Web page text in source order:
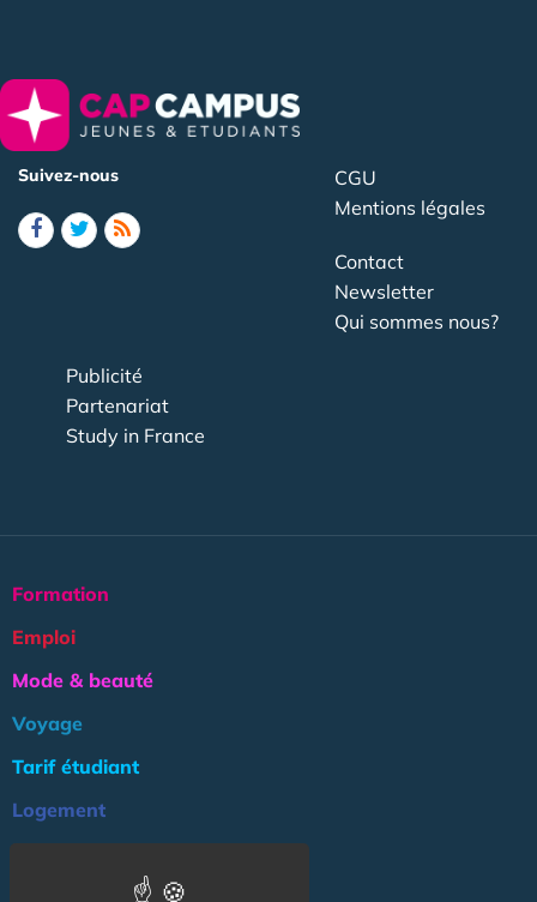
Suivez-nous
CGU
Mentions légales
Contact
Newsletter
Qui sommes nous?
Publicité
Partenariat
Study in France
Formation
Emploi
Mode & beauté
Voyage
Tarif étudiant
Logement